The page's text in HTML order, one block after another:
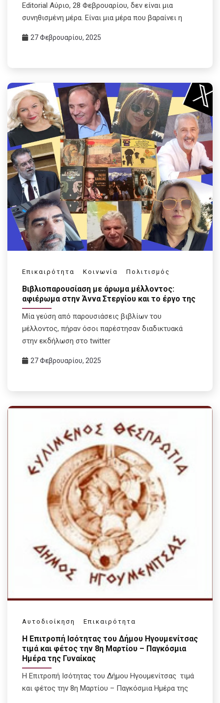
Editorial Αύριο, 28 Φεβρουαρίου, δεν είναι μια
συνηθισμένη μέρα. Είναι μια μέρα που βαραίνει η
27 Φεβρουαρίου, 2025
Επικαιρότητα Κοινωνία Πολιτισμός
Βιβλιοπαρουσίαση με άρωμα μέλλοντος:
αφιέρωμα στην Άννα Στεργίου και το έργο της
Μία γεύση από παρουσιάσεις βιβλίων του
μέλλοντος, πήραν όσοι παρέστησαν διαδικτυακά
στην εκδήλωση στο twitter
27 Φεβρουαρίου, 2025
Αυτοδιοίκηση Επικαιρότητα
Η Επιτροπή Ισότητας του Δήμου Ηγουμενίτσας
τιμά και φέτος την 8η Μαρτίου – Παγκόσμια
Ημέρα της Γυναίκας
Η Επιτροπή Ισότητας του Δήμου Ηγουμενίτσας τιμά
και φέτος την 8η Μαρτίου – Παγκόσμια Ημέρα της